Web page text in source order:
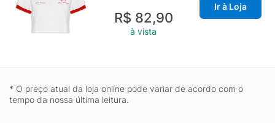
R$ 82,90
à vista
Ir à Loja
* O preço atual da loja online pode variar de acordo com o
tempo da nossa última leitura.